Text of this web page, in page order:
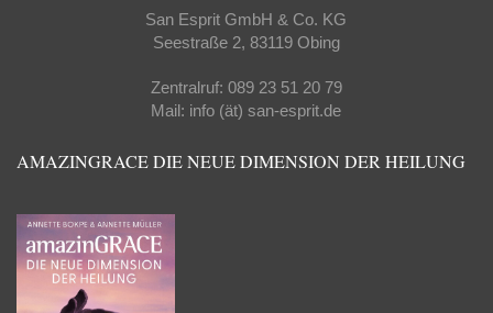
San Esprit GmbH & Co. KG
Seestraße 2, 83119 Obing
Zentralruf: 089 23 51 20 79
Mail: info (ät) san-esprit.de
AMAZINGRACE DIE NEUE DIMENSION DER HEILUNG